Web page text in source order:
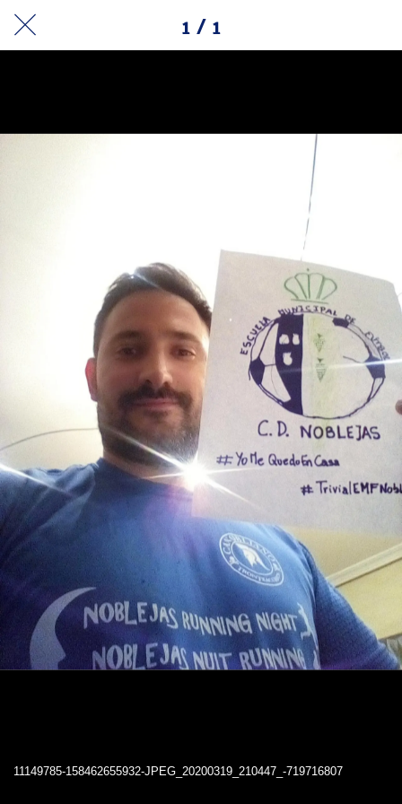
1 / 1
11149785-158462655932-JPEG_20200319_210447_-719716807